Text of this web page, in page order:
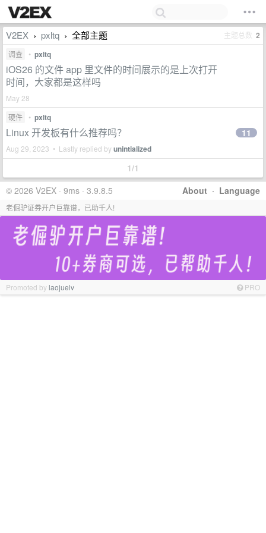
V2EX › pxltq › 全部主题 主题总数 2
调查 • pxltq
iOS26 的文件 app 里文件的时间展示的是上次打开
时间，大家都是这样吗
May 28
硬件
• pxltq
Linux 开发板有什么推荐吗？
Aug 29, 2023 • Lastly replied byunintialized
11
1/1
About · Language
© 2026 V2EX · 9ms · 3.9.8.5
老倔驴证券开户巨靠谱，已助千人!
Promoted bylaojuelv PRO